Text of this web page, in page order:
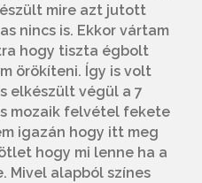
mire azt jutott
nincs is. Ekkor vártam
hogy tiszta égbolt
örökíteni. Így is volt
elkészült végül a 7
mozaik felvétel fekete
igazán hogy itt meg
hogy mi lenne ha a
Mivel alapból színes